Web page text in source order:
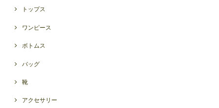
トップス
ワンピース
ボトムス
バッグ
靴
アクセサリー